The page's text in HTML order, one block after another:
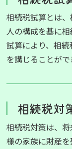
相続税試算とは
人の構成を基に
試算により、相
を講じることがで
相続税対
相続税対策は、
様の家族に財産